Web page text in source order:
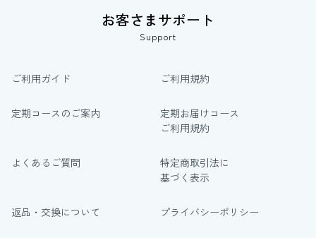
お客さまサポート
Support
ご利用ガイド ご利用規約
定期コースのご案内
定期お届けコース
ご利用規約
よくあるご質問
特定商取引法に
基づく表示
返品・交換について プライバシーポリシー